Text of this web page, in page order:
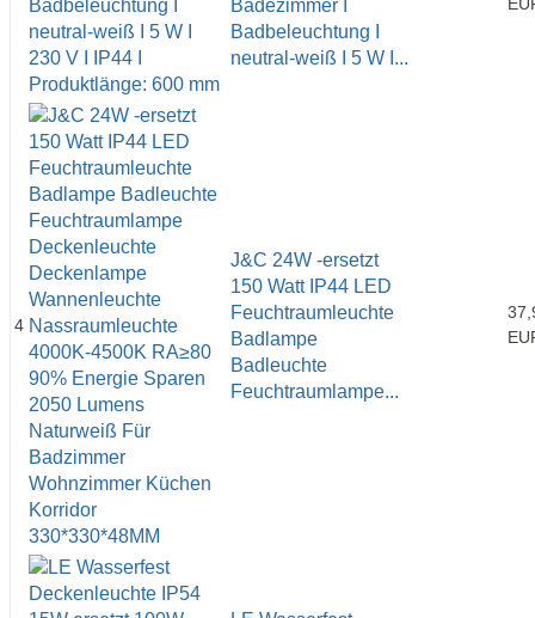
Badezimmer I
Badbeleuchtung I
neutral-weiß I 5 W I...
4
J&C 24W -ersetzt
150 Watt IP44 LED
Feuchtraumleuchte
Badlampe
Badleuchte
Feuchtraumlampe...